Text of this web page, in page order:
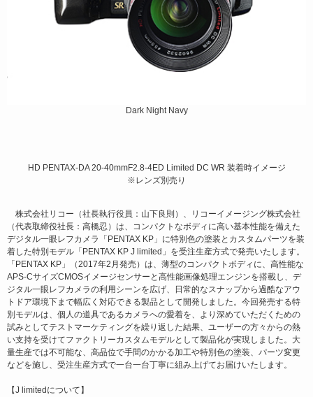
Dark Night Navy
HD PENTAX-DA 20-40mmF2.8-4ED Limited DC WR 装着時イメージ
※レンズ別売り
株式会社リコー（社長執行役員：山下良則）、リコーイメージング株式会社
（代表取締役社長：高橋忍）は、コンパクトなボディに高い基本性能を備えた
デジタル一眼レフカメラ「PENTAX KP」に特別色の塗装とカスタムパーツを装
着した特別モデル「PENTAX KP J limited」を受注生産方式で発売いたします。
「PENTAX KP」（2017年2月発売）は、薄型のコンパクトボディに、高性能な
APS-CサイズCMOSイメージセンサーと高性能画像処理エンジンを搭載し、デ
ジタル一眼レフカメラの利用シーンを広げ、日常的なスナップから過酷なアウ
トドア環境下まで幅広く対応できる製品として開発しました。今回発売する特
別モデルは、個人の道具であるカメラへの愛着を、より深めていただくための
試みとしてテストマーケティングを繰り返した結果、ユーザーの方々からの熱
い支持を受けてファクトリーカスタムモデルとして製品化が実現しました。大
量生産では不可能な、高品位で手間のかかる加工や特別色の塗装、パーツ変更
などを施し、受注生産方式で一台一台丁寧に組み上げてお届けいたします。
【J limitedについて】